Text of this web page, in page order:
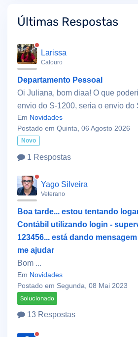
Últimas Respostas
Larissa
Calouro
Departamento Pessoal
Oi Juliana, bom diaa! O que
envio do S-1200, seria o envio do
Em Novidades
Postado em Quinta, 06 Agosto 2026
Novo
1 Respostas
Yago Silveira
Veterano
Boa tarde... estou tentando
Contábil utilizando login -
123456... está dando
me ajudar
Bom ...
Em Novidades
Postado em Segunda, 08 Mai 2023
Solucionado
13 Respostas